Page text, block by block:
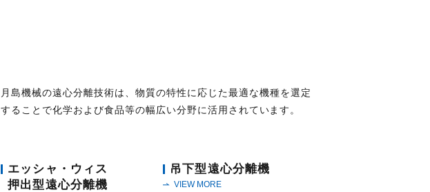
月島機械の遠心分離技術は、物質の特性に応じた最適な機種を選定
することで化学および食品等の幅広い分野に活用されています。
エッシャ・ウィス
押出型遠心分離機
吊下型遠心分離機
VIEW MORE